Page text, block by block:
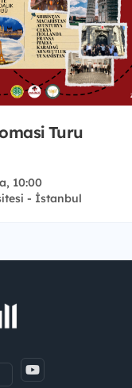
Turu
10:00
- İstanbul